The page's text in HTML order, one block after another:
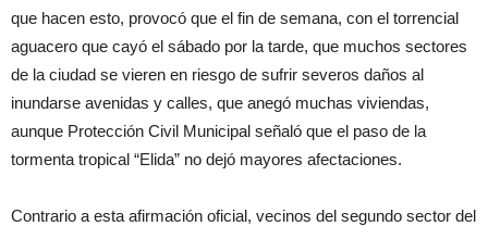
que hacen esto, provocó que el fin de semana, con el torrencial
aguacero que cayó el sábado por la tarde, que muchos sectores
de la ciudad se vieren en riesgo de sufrir severos daños al
inundarse avenidas y calles, que anegó muchas viviendas,
aunque Protección Civil Municipal señaló que el paso de la
tormenta tropical “Elida” no dejó mayores afectaciones.
Contrario a esta afirmación oficial, vecinos del segundo sector del